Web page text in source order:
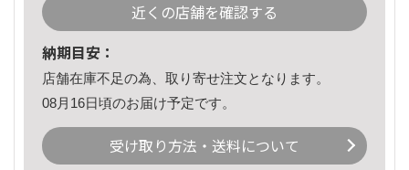
近くの店舗を確認する
納期目安：
店舗在庫不足の為、取り寄せ注文となります。
08月16日頃のお届け予定です。
受け取り方法・送料について